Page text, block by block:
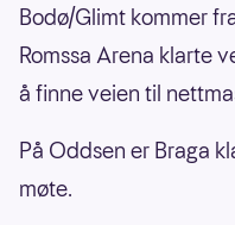
Bodø/Glimt kommer
Romssa Arena klarte
å finne veien til
På Oddsen er Braga
møte.